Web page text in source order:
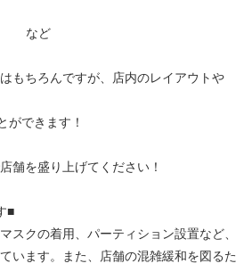
など
もちろんですが、店内のレイアウトや
ができます！
舗を盛り上げてください！
■
スクの着用、パーティション設置など、
います。また、店舗の混雑緩和を図るた